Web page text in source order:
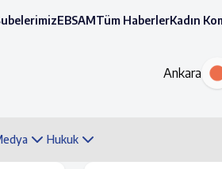
EBSAMTüm HaberlerKadın
Ankara
Hukuk